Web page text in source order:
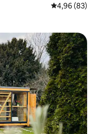
Priemerné
4,96 (83)